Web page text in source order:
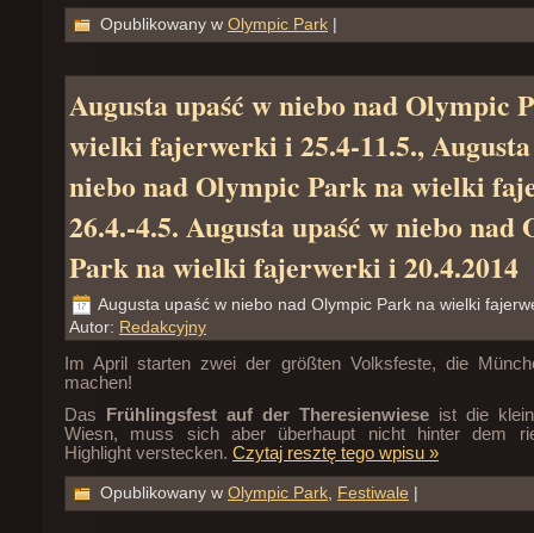
Opublikowany w Olympic Park |
Augusta upaść w niebo nad Olympic
wielki fajerwerki i 25.4-11.5.,
niebo nad Olympic Park na wielki
26.4.-4.5. Augusta upaść w niebo nad
Park na wielki fajerwerki i 20.4.2014
Augusta upaść w niebo nad Olympic Park na wielki
Autor: Redakcyjny
Im April starten zwei der größten Volksfeste, die
machen!
Das
Frühlingsfest auf der Theresienwiese ist die
Wiesn, muss sich aber überhaupt nicht hinter dem
Highlight verstecken. Czytaj resztę tego wpisu »
Opublikowany w Olympic Park Festiwale |